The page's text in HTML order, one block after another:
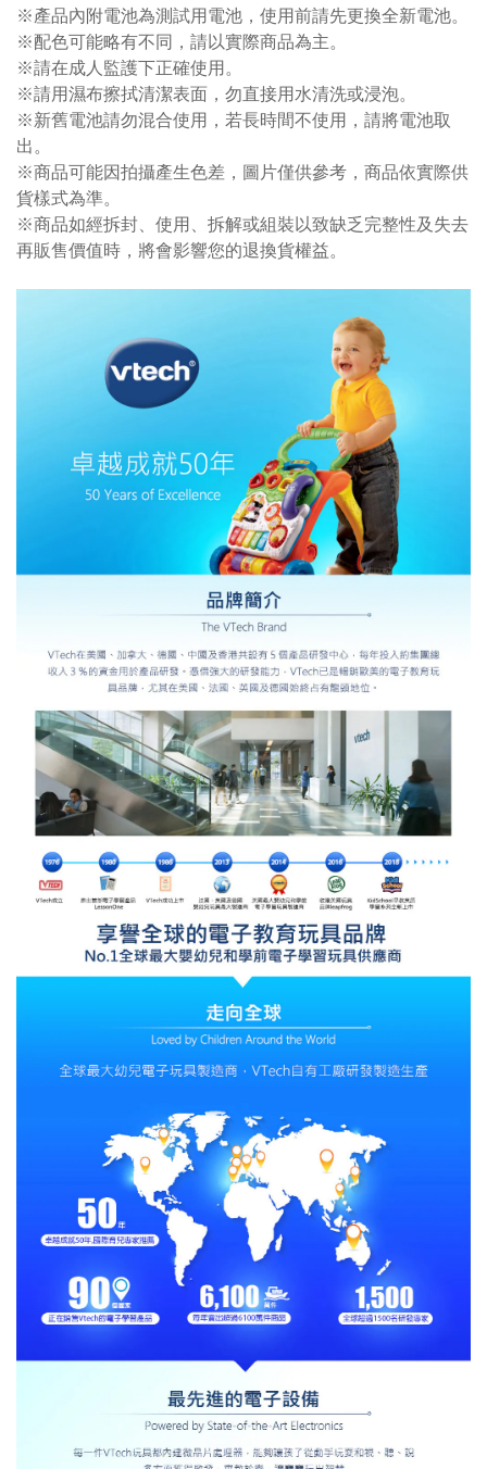
※產品內附電池為測試用電池，使用前請先更換全新電池。
※配色可能略有不同，請以實際商品為主。
※請在成人監護下正確使用。
※請用濕布擦拭清潔表面，勿直接用水清洗或浸泡。
※新舊電池請勿混合使用，若長時間不使用，請將電池取
出。
※商品可能因拍攝產生色差，圖片僅供參考，商品依實際供
貨樣式為準。
※商品如經拆封、使用、拆解或組裝以致缺乏完整性及失去
再販售價值時，將會影響您的退換貨權益。